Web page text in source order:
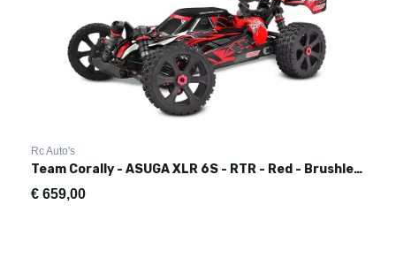
Rc Auto's
Team Corally - ASUGA XLR 6S - RTR - Red - Brushless Power 6
€ 659,00